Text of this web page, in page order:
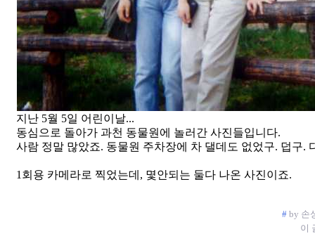
지난 5월 5일 어린이날...
동심으로 돌아가 과천 동물원에 놀러간 사진들입니다.
사람 정말 많았죠. 동물원 주차장에 차 댈데도 없었구. 덥구.
1회용 카메라로 찍었는데, 몇안되는 둘다 나온 사진이죠.
# by 손
이